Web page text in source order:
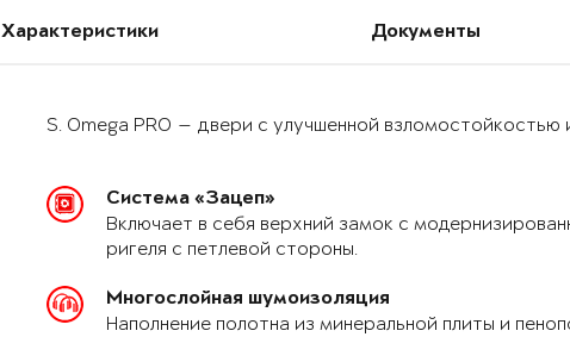
Характеристики Документы
S. Omega PRO — двери с улучшенной
Система «Зацеп»
Включает в себя верхний замок с
ригеля с петлевой стороны.
Многослойная шумоизоляция
Наполнение полотна из минеральной плиты и